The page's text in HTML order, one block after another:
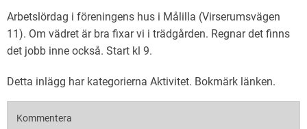
Stubbhult
Arbetslördag i föreningens hus i Målilla (Virserumsvägen
11). Om vädret är bra fixar vi i trädgården. Regnar det finns
det jobb inne också. Start kl 9.
Detta inlägg har kategorierna Aktivitet. Bokmärk länken.
Kommentera